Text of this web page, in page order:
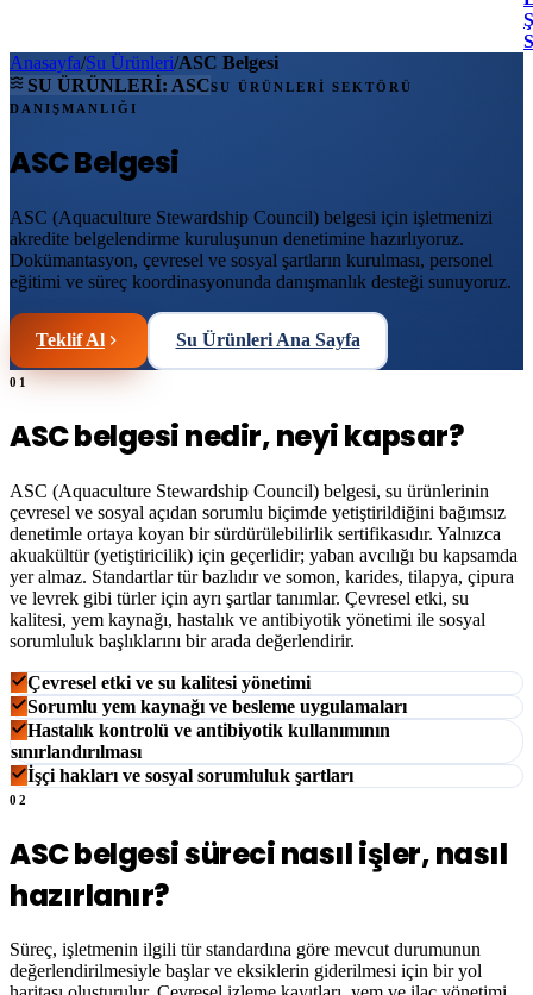
Anasayfa/Su Ürünleri/ASC Belgesi
SU ÜRÜNLERİ: ASCSU ÜRÜNLERİ SEKTÖRÜ
DANIŞMANLIĞI
ASC Belgesi
ASC (Aquaculture Stewardship Council) belgesi için işletmenizi
akredite belgelendirme kuruluşunun denetimine hazırlıyoruz.
Dokümantasyon, çevresel ve sosyal şartların kurulması, personel
eğitimi ve süreç koordinasyonunda danışmanlık desteği sunuyoruz.
Teklif Al Su Ürünleri Ana Sayfa
01
ASC belgesi nedir, neyi kapsar?
ASC (Aquaculture Stewardship Council) belgesi, su ürünlerinin
çevresel ve sosyal açıdan sorumlu biçimde yetiştirildiğini bağımsız
denetimle ortaya koyan bir sürdürülebilirlik sertifikasıdır. Yalnızca
akuakültür (yetiştiricilik) için geçerlidir; yaban avcılığı bu kapsamda
yer almaz. Standartlar tür bazlıdır ve somon, karides, tilapya, çipura
ve levrek gibi türler için ayrı şartlar tanımlar. Çevresel etki, su
kalitesi, yem kaynağı, hastalık ve antibiyotik yönetimi ile sosyal
sorumluluk başlıklarını bir arada değerlendirir.
Çevresel etki ve su kalitesi yönetimi
Sorumlu yem kaynağı ve besleme uygulamaları
Hastalık kontrolü ve antibiyotik kullanımının
sınırlandırılması
İşçi hakları ve sosyal sorumluluk şartları
02
ASC belgesi süreci nasıl işler, nasıl
hazırlanır?
Süreç, işletmenin ilgili tür standardına göre mevcut durumunun
değerlendirilmesiyle başlar ve eksiklerin giderilmesi için bir yol